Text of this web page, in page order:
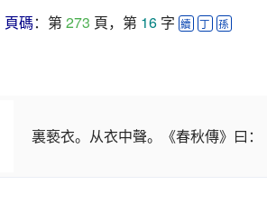
頁碼：第 273 頁，第 16 字 續 丁 孫
裏䙝衣。从衣中聲。《春秋傳》曰：